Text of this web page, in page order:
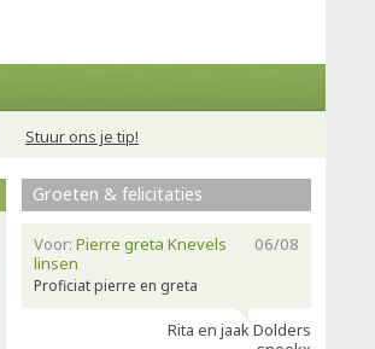
Stuur ons je tip!
Groeten & felicitaties
06/08
Voor: Pierre greta Knevels
linsen
Proficiat pierre en greta
Rita en jaak Dolders